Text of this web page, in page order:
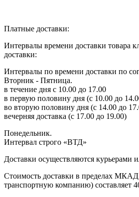
Платные доставки:
Интервалы времени доставки товара
доставки:
Интервалы по времени доставки по
Вторник - Пятница.
в течение дня с 10.00 до 17.00
в первую половину дня (с 10.00 до
во вторую половину дня (с 14.00 до
вечерняя доставка (с 17.00 до 19.00)
Понедельник.
Интервал строго «ВТД»
Доставки осуществляются курьерами
Стоимость доставки в пределах МКАД
транспортную компанию) составляет